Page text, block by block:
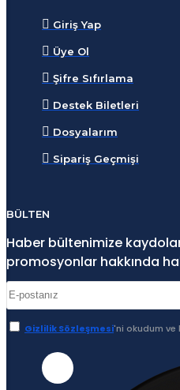
Giriş Yap
Üye Ol
Şifre Sıfırlama
Destek Biletleri
Dosyalarım
Sipariş Geçmişi
BÜLTEN
Haber bültenimize
promosyonlar hakkında
Gizlilik Sözleşmesi'ni okudum ve